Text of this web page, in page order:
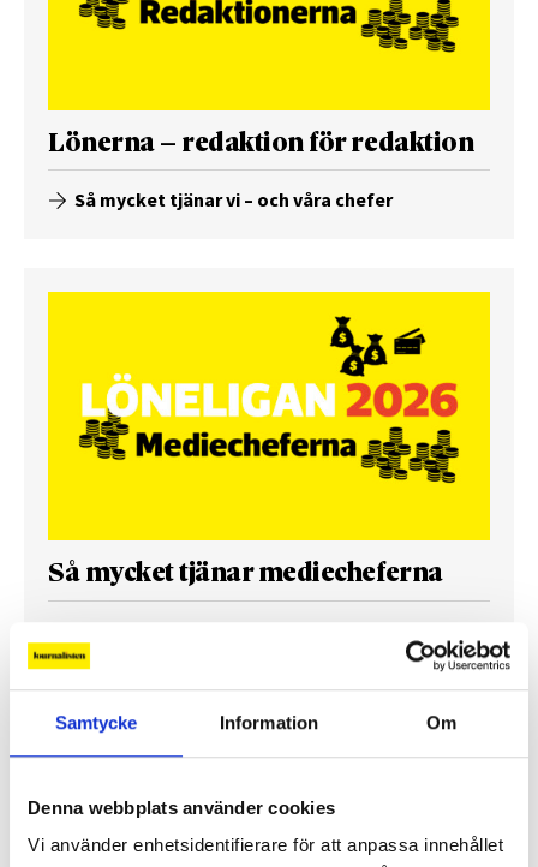
Samtycke Information Om
Denna webbplats använder cookies
Vi använder enhetsidentifierare för att anpassa innehållet
Lönerna – redaktion för redaktion
Så mycket tjänar vi – och våra chefer
Så mycket tjänar mediecheferna